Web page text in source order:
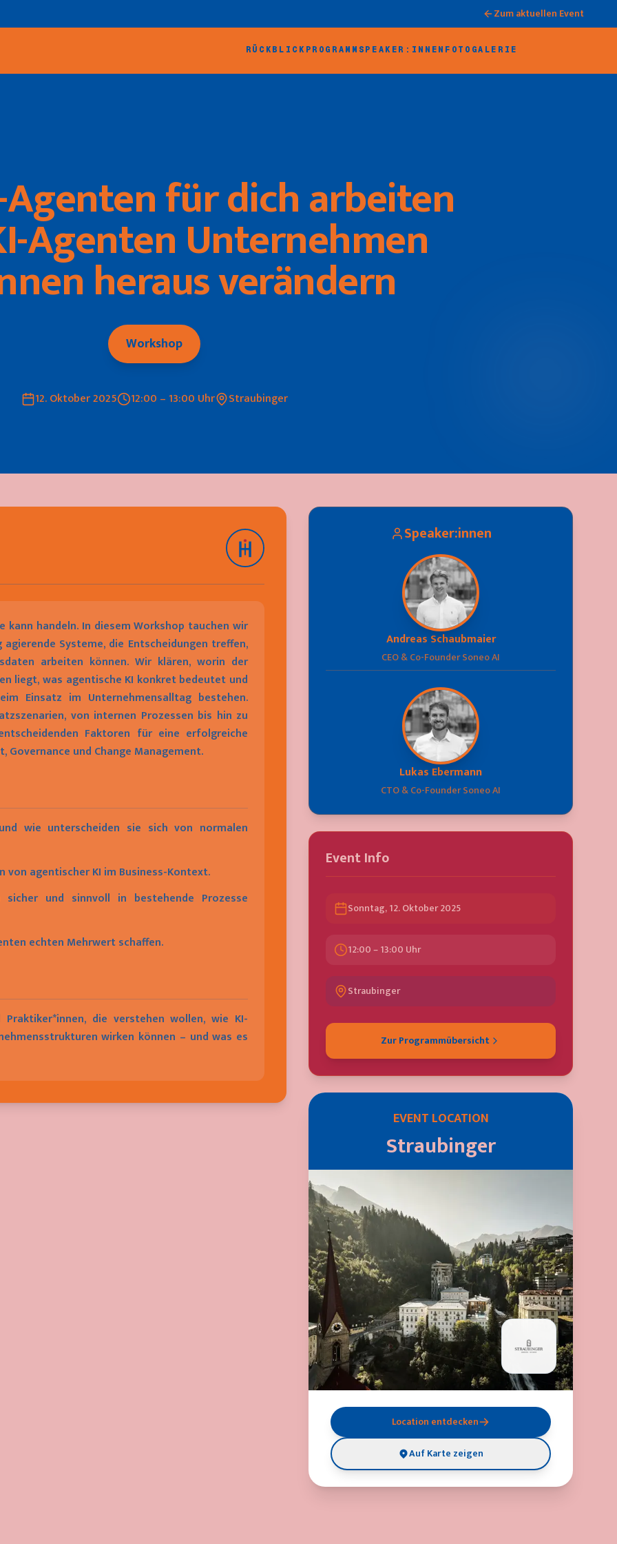
Zum aktuellen Event
RÜCKBLICK PROGRAMM SPEAKER:INNEN FOTOGALERIE
für dich arbeiten
Agenten Unternehmen
heraus verändern
Workshop
12. Oktober 2025 12:00 – 13:00 Uhr Straubinger
kann handeln. In diesem Workshop tauchen wir
Systeme, die Entscheidungen treffen,
arbeiten können. Wir klären, worin der
liegt, was agentische KI konkret bedeutet und
Einsatz im Unternehmensalltag bestehen.
von internen Prozessen bis hin zu
Faktoren für eine erfolgreiche
und Change Management.
wie unterscheiden sie sich von normalen
agentischer KI im Business-Kontext.
sicher und sinnvoll in bestehende Prozesse
echten Mehrwert schaffen.
die verstehen wollen, wie KI-
wirken können – und was es
Speaker:innen
Andreas Schaubmaier
CEO & Co-Founder Soneo AI
Lukas Ebermann
CTO & Co-Founder Soneo AI
Event Info
Sonntag, 12. Oktober 2025
12:00 – 13:00 Uhr
Straubinger
Zur Programmübersicht
EVENT LOCATION
Straubinger
Location entdecken
Auf Karte zeigen